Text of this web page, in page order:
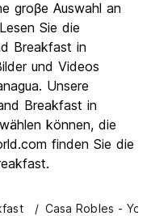
groβe Auswahl an
Sie die
Breakfast in
und Videos
Unsere
Breakfast in
können, die
finden Sie die
Casa Robles -